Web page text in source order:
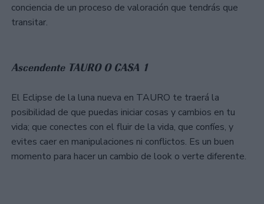
conciencia de un proceso de valoración que tendrás que
transitar.
Ascendente TAURO O CASA 1
El Eclipse de la luna nueva en TAURO te traerá la
posibilidad de que puedas iniciar cosas y cambios en tu
vida; que conectes con el fluir de la vida, que confíes, y
evites caer en manipulaciones ni conflictos. Es un buen
momento para hacer un cambio de look o verte diferente.